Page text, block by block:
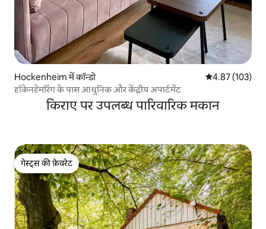
Hockenheim में कॉन्डो औसत रेटिंग 5 में से
4.87 (103)
हॉकेनहेमरिंग के पास आधुनिक और केंद्रीय अपार्टमेंट
किराए पर उपलब्ध पारिवारिक मकान
गेस्ट्स की फ़ेवरेट
गेस्ट्स की फ़ेवरेट